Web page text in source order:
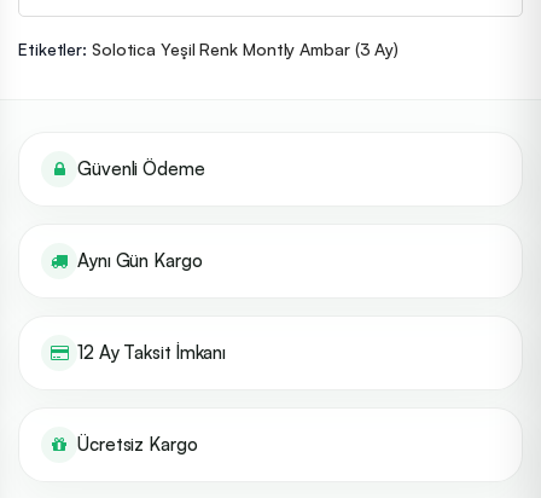
Etiketler: Solotica Yeşil Renk Montly Ambar (3 Ay)
Güvenli Ödeme
Aynı Gün Kargo
12 Ay Taksit İmkanı
Ücretsiz Kargo